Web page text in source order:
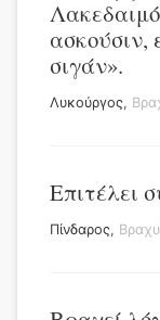
ασκούσιν,
σιγάν».
Λυκούργος,
Επιτέλει
Πίνδαρος,